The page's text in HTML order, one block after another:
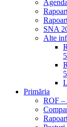
SNA
Alte
Primăria
ROF –